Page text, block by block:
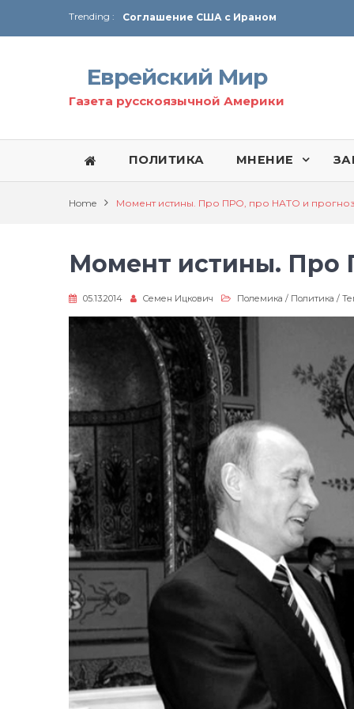
Trending :
Соглашение США с Ираном
Технология Революции в Иране
От Ирана до Ливана и Газы
Еврейский Мир
Газета русскоязычной Америки
ПОЛИТИКА МНЕНИЕ
Home Момент истины. Про ПРО, про НАТО и прогноз
Момент истины. Про
05.13.2014 Семен Ицкович Полемика / Политика /